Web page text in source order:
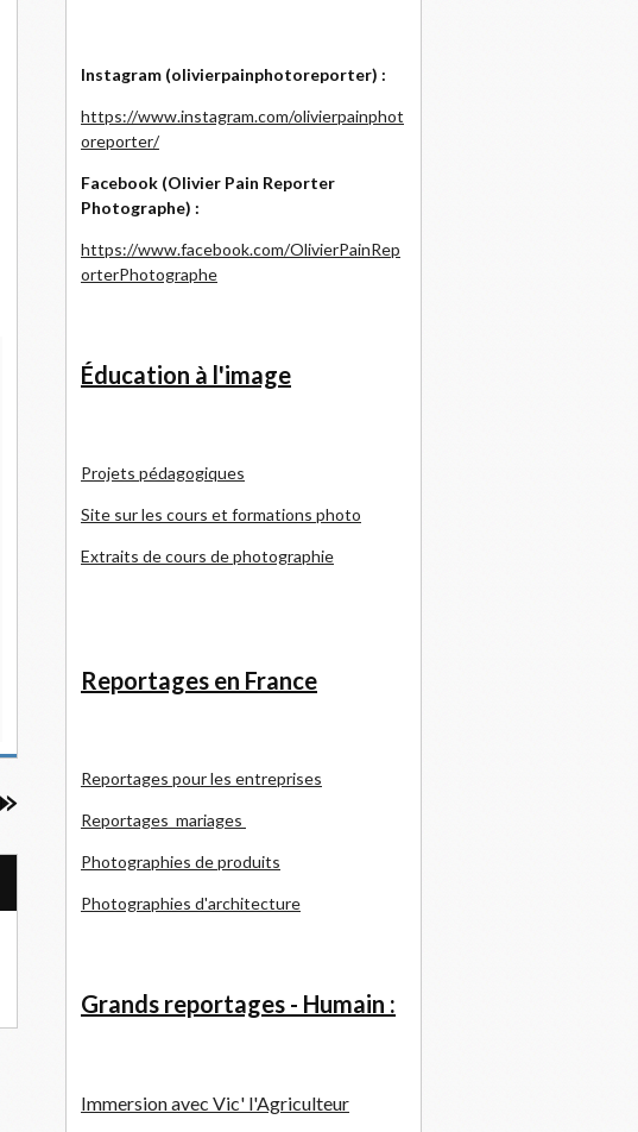
Instagram (olivierpainphotoreporter) :
https://www.instagram.com/olivierpainphot
oreporter/
Facebook (Olivier Pain Reporter
Photographe) :
https://www.facebook.com/OlivierPainRep
orterPhotographe
Éducation à l'image
Projets pédagogiques
Site sur les cours et formations photo
Extraits de cours de photographie
Reportages en France
Reportages pour les entreprises
Reportages mariages
Photographies de produits
Photographies d'architecture
Grands reportages - Humain :
Immersion avec Vic' l'Agriculteur